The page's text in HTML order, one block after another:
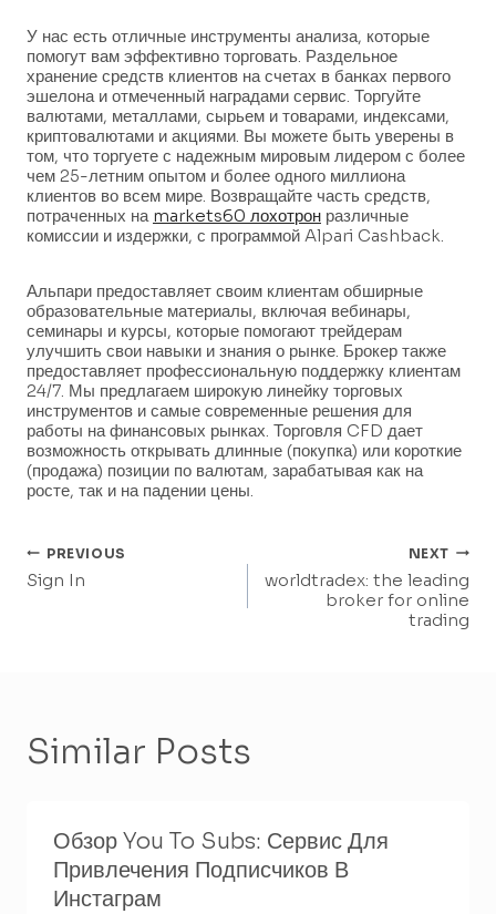
У нас есть отличные инструменты анализа, которые
помогут вам эффективно торговать. Раздельное
хранение средств клиентов на счетах в банках первого
эшелона и отмеченный наградами сервис. Торгуйте
валютами, металлами, сырьем и товарами, индексами,
криптовалютами и акциями. Вы можете быть уверены в
том, что торгуете с надежным мировым лидером с более
чем 25-летним опытом и более одного миллиона
клиентов во всем мире. Возвращайте часть средств,
потраченных на markets60 лохотрон различные
комиссии и издержки, с программой Alpari Cashback.
Альпари предоставляет своим клиентам обширные
образовательные материалы, включая вебинары,
семинары и курсы, которые помогают трейдерам
улучшить свои навыки и знания о рынке. Брокер также
предоставляет профессиональную поддержку клиентам
24/7. Мы предлагаем широкую линейку торговых
инструментов и самые современные решения для
работы на финансовых рынках. Торговля CFD дает
возможность открывать длинные (покупка) или короткие
(продажа) позиции по валютам, зарабатывая как на
росте, так и на падении цены.
Post
PREVIOUS
Sign In
NEXT
worldtradex: the leading
broker for online
trading
Similar Posts
Обзор You To Subs: Сервис Для
Привлечения Подписчиков В
Инстаграм